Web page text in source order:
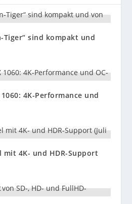
Tiger“ sind kompakt und
4K-Performance und
mit 4K- und HDR-Support